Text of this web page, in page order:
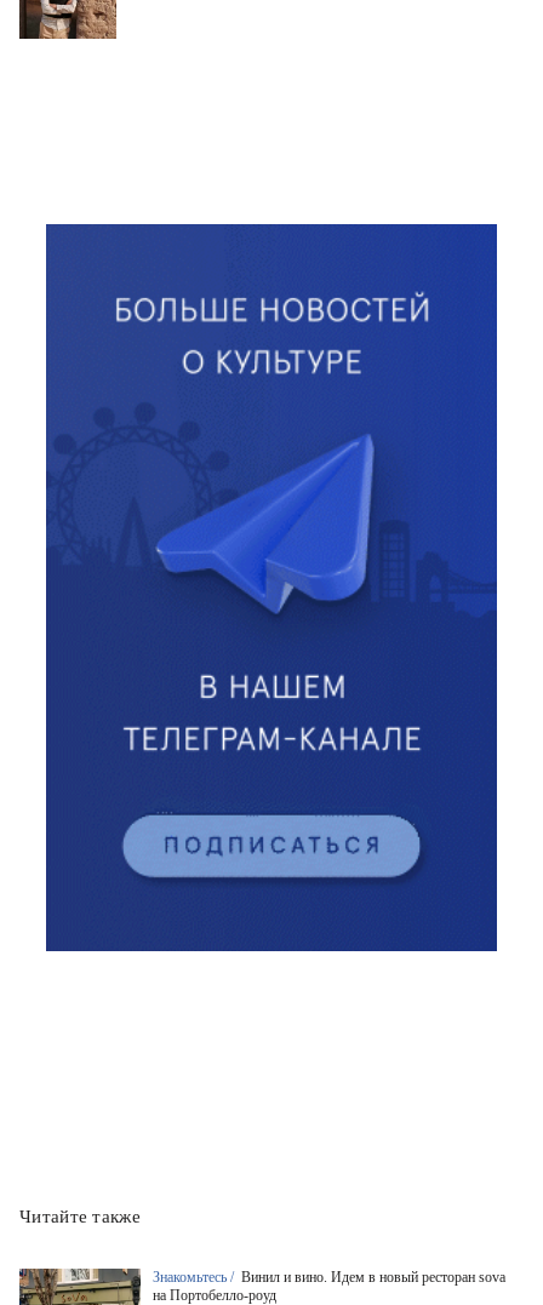
Читайте также
Знакомьтесь / Винил и вино. Идем в новый ресторан sova
на Портобелло-роуд